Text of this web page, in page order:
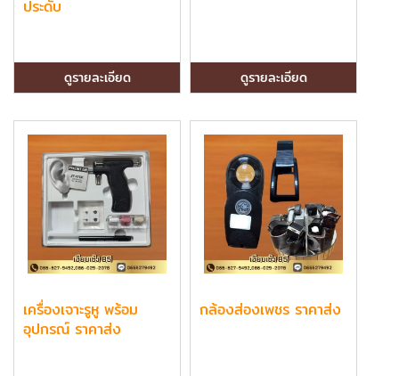
ประดับ
ดูรายละเอียด ดูรายละเอียด
เครื่องเจาะรูหู พร้อม
อุปกรณ์ ราคาส่ง
กล้องส่องเพชร ราคาส่ง